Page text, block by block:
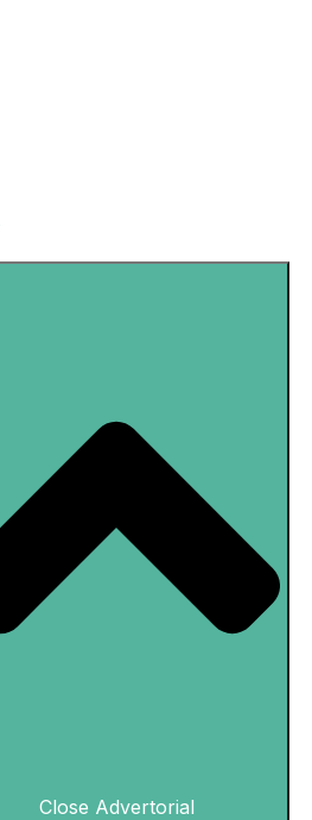
Close Advertorial